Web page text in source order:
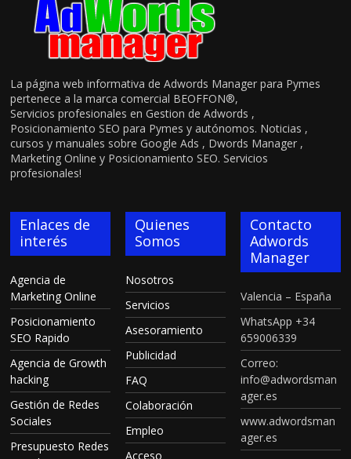
La página web informativa de Adwords Manager para Pymes
pertenece a la marca comercial BEOFFON®,
Servicios profesionales en Gestion de Adwords ,
Posicionamiento SEO para Pymes y autónomos. Noticias ,
cursos y manuales sobre Google Ads , Dwords Manager ,
Marketing Online y Posicionamiento SEO. Servicios
profesionales!
Enlaces de
interés
Agencia de
Marketing Online
Posicionamiento
SEO Rapido
Agencia de Growth
hacking
Gestión de Redes
Sociales
Presupuesto Redes
Quienes
Somos
Nosotros
Servicios
Asesoramiento
Publicidad
FAQ
Colaboración
Empleo
Acceso
Contacto
Adwords
Manager
Valencia – España
WhatsApp +34
659006339
Correo:
info@adwordsman
ager.es
www.adwordsman
ager.es